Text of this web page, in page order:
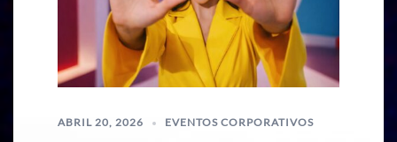
ABRIL 20, 2026 EVENTOS CORPORATIVOS